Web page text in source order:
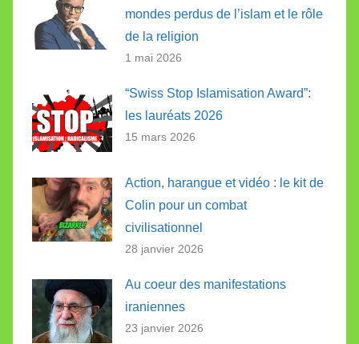
mondes perdus de l’islam et le rôle
de la religion
1 mai 2026
“Swiss Stop Islamisation Award”:
les lauréats 2026
15 mars 2026
Action, harangue et vidéo : le kit de
Colin pour un combat
civilisationnel
28 janvier 2026
Au coeur des manifestations
iraniennes
23 janvier 2026